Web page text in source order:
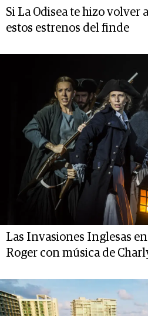
Si La Odisea te hizo volver
estos estrenos del finde
Las Invasiones Inglesas
Roger con música de